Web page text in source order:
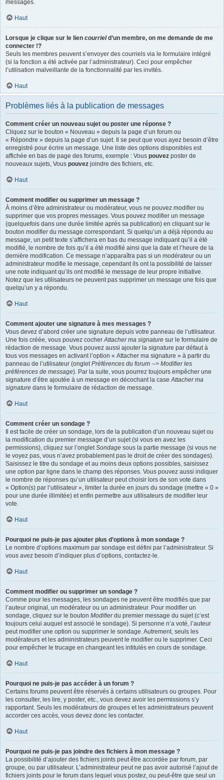
messages.
Haut
Lorsque je clique sur le lien courrield’un membre, on me demande de me
connecter !?
Seuls les membres peuvent s’envoyer des courriels via le formulaire intégré
(si la fonction a été activée par l’administrateur). Ceci pour empêcher
l’utilisation malveillante de la fonctionnalité par les invités.
Haut
Problèmes liés à la publication de messages
Comment créer un nouveau sujet ou poster une réponse ?
Cliquez sur le bouton « Nouveau » depuis la page d’un forum ou
« Répondre » depuis la page d’un sujet. Il se peut que vous ayez besoin d’être
enregistré pour écrire un message. Une liste des options disponibles est
affichée en bas de page des forums, exemple : Vous pouvez poster de
nouveaux sujets, Vous pouvez joindre des fichiers, etc.
Haut
Comment modifier ou supprimer un message ?
À moins d’être administrateur ou modérateur, vous ne pouvez modifier ou
supprimer que vos propres messages. Vous pouvez modifier un message
(quelquefois dans une durée limitée après sa publication) en cliquant sur le
bouton modifierdu message correspondant. Si quelqu’un a déjà répondu au
message, un petit texte s’affichera en bas du message indiquant qu’il a été
modifié, le nombre de fois qu’il a été modifié ainsi que la date et l’heure de la
dernière modification. Ce message n’apparaîtra pas si un modérateur ou un
administrateur modifie le message, cependant ils ont la possibilité de laisser
une note indiquant qu’ils ont modifié le message de leur propre initiative.
Notez que les utilisateurs ne peuvent pas supprimer un message une fois que
quelqu’un y a répondu.
Haut
Comment ajouter une signature à mes messages ?
Vous devez d’abord créer une signature depuis votre panneau de l’utilisateur.
Une fois créée, vous pouvez cocherAttacher ma signature sur le formulaire de
rédaction de message. Vous pouvez aussi ajouter la signature par défaut à
tous vos messages en activant l’option « Attacher ma signature » à partir du
panneau de l’utilisateur (ongletPréférences du forum --> Modifier les
préférences de message). Par la suite, vous pourrez toujours empêcher une
signature d’être ajoutée à un message en décochant la caseAttacher ma
signature dans le formulaire de rédaction de message.
Haut
Comment créer un sondage ?
Il est facile de créer un sondage, lors de la publication d’un nouveau sujet ou
la modification du premier message d’un sujet (si vous en avez les
permissions), cliquez sur l’ongletSondage sous la partie message (si vous ne
le voyez pas, vous n’avez probablement pas le droit de créer des sondages).
Saisissez le titre du sondage et au moins deux options possibles, saisissez
une option par ligne dans le champ des réponses. Vous pouvez aussi indiquer
le nombre de réponses qu’un utilisateur peut choisir lors de son vote dans
« Option(s) par l’utilisateur », limiter la durée en jours du sondage (mettre « 0 »
pour une durée illimitée) et enfin permettre aux utilisateurs de modifier leur
vote.
Haut
Pourquoi ne puis-je pas ajouter plus d’options à mon sondage ?
Le nombre d’options maximum par sondage est défini par l’administrateur. Si
vous avez besoin d’indiquer plus d’options, contactez-le.
Haut
Comment modifier ou supprimer un sondage ?
Comme pour les messages, les sondages ne peuvent être modifiés que par
l’auteur original, un modérateur ou un administrateur. Pour modifier un
sondage, cliquez sur le bouton Modifierdu premier message du sujet (c’est
toujours celui auquel est associé le sondage). Si personne n’a voté, l’auteur
peut modifier une option ou supprimer le sondage. Autrement, seuls les
modérateurs et les administrateurs peuvent le modifier ou le supprimer. Ceci
pour empêcher le trucage en changeant les intitulés en cours de sondage.
Haut
Pourquoi ne puis-je pas accéder à un forum ?
Certains forums peuvent être réservés à certains utilisateurs ou groupes. Pour
les consulter, les lire, y poster, etc., vous devez avoir les permissions s’y
rapportant. Seuls les modérateurs de groupes et les administrateurs peuvent
accorder ces accès, vous devez donc les contacter.
Haut
Pourquoi ne puis-je pas joindre des fichiers à mon message ?
La possibilité d’ajouter des fichiers joints peut être accordée par forum, par
groupe, ou par utilisateur. L’administrateur peut ne pas avoir autorisé l’ajout de
fichiers joints pour le forum dans lequel vous postez, ou peut-être que seul un